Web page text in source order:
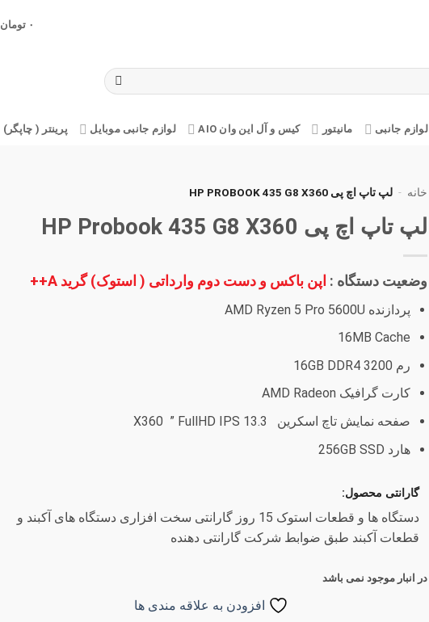
۰ تومان
لوازم جانبی مانیتور کیس و آل این وان AIO لوازم جانبی موبایل پرینتر ( چاپگر)
خانه - لپ تاپ اچ پی HP PROBOOK 435 G8 X360
لپ تاپ اچ پی HP Probook 435 G8 X360
وضعیت دستگاه : اپن باکس و دست دوم وارداتی ( استوک) گرید A++
پردازنده AMD Ryzen 5 Pro 5600U
16MB Cache
رم 16GB DDR4 3200
کارت گرافیک AMD Radeon
صفحه نمایش تاچ اسکرین 13.3 X360 ” FullHD IPS
هارد 256GB SSD
گارانتی محصول:
دستگاه ها و قطعات استوک 15 روز گارانتی سخت افزاری دستگاه های آکبند و
قطعات آکبند طبق ضوابط شرکت گارانتی دهنده
در انبار موجود نمی باشد
افزودن به علاقه مندی ها